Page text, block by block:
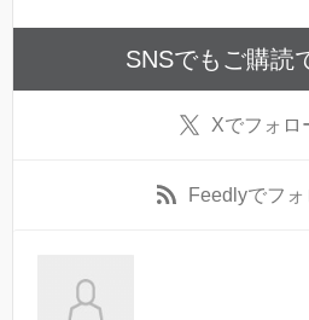
SNSでもご購読
Xでフォロ
Feedlyでフ